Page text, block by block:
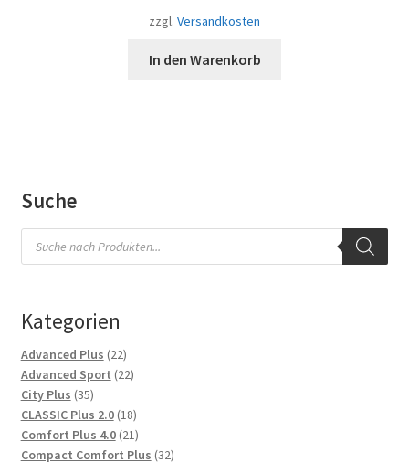
zzgl. Versandkosten
In den Warenkorb
Suche
Products
search
Kategorien
Advanced Plus 2222
Produkte
Advanced Sport 2222
City Plus 3535
Produkte
CLASSIC Plus 2.0 1818
Produkte
Comfort Plus 4.0 2121
Produkte
Compact Comfort Plus 3232